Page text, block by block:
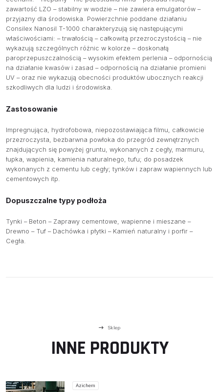
O NAS
OFERTA
PRODUCENCI
BAZA WIEDZY
zawartość LZO – stabilny w wodzie – nie zawiera emulgatorów –
przyjazny dla środowiska. Powierzchnie poddane działaniu
Consilex Nanosil T-1000 charakteryzują się następującymi
właściwościami: – trwałością – całkowitą przezroczystością – nie
wykazują szczególnych różnic w kolorze – doskonałą
paroprzepuszczalnością – wysokim efektem perlenia – odpornością
na działanie kwasów i zasad – odpornością na działanie promieni
UV – oraz nie wykazują obecności produktów ubocznych reakcji
szkodliwych dla ludzi i środowiska.
Zastosowanie
Impregnująca, hydrofobowa, niepozostawiająca filmu, całkowicie
przezroczysta, bezbarwna powłoka do przegród zewnętrznych
znajdujących się powyżej gruntu, wykonanych z cegły, marmuru,
łupka, wapienia, kamienia naturalnego, tufu; do posadzek
wykonanych z cementu lub cegły; tynków i zapraw wapiennych lub
cementowych itp.
Dopuszczalne typy podłoża
Tynki – Beton – Zaprawy cementowe, wapienne i mieszane –
Drewno – Tuf – Dachówka i płytki – Kamień naturalny i porfir –
Cegła.
Sklep
INNE PRODUKTY
Azichem